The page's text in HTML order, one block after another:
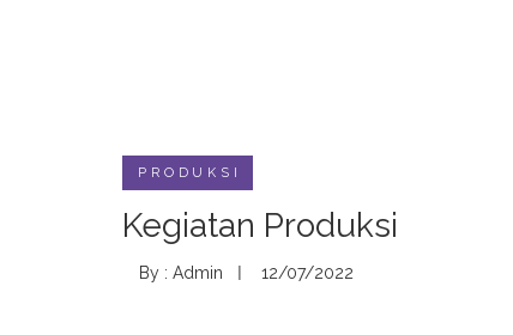
PRODUKSI
Kegiatan Produksi
By : Admin 12/07/2022